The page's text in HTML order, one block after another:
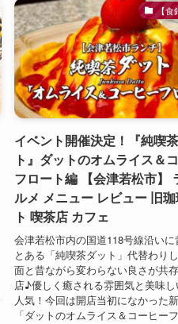
【食
イベント開催決定！『純喫
ト』ダットのオムライス＆
フロート編 【会津若松市】
ルメ メニュー レビュー 旧
ト 喫茶店 カフェ
会津若松市内の国道118号線沿いに
とある「純喫茶ダット」代替わり
面と昔ながら変わらない良さが共
店♪優しく癒される雰囲気と美味
人気！今回は開店当初になかった
「ダットのオムライス＆コーヒー